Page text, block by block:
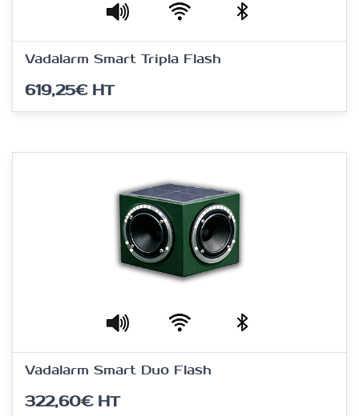
Vadalarm Smart Tripla Flash
619,25€ HT
Vadalarm Smart Duo Flash
322,60€ HT